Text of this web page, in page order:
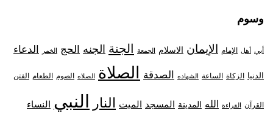
وسوم
أبي أهل الإمام الإيمان الاسلام الجمعة الجنة الجنه الحج الخمر الدعاء
الدنيا الزكاة الساعة الشهاده الصدقة الصلاة الصلاه الصوم الطعام الفتن
القرآن القراءة الله المدينة المسجد الميت النار النبي النساء